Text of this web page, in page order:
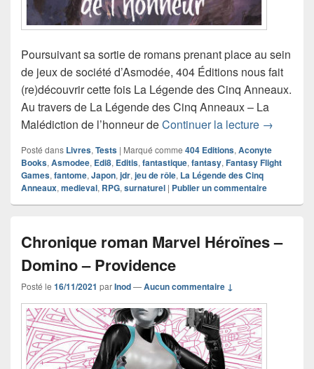
Poursuivant sa sortie de romans prenant place au sein
de jeux de société d’Asmodée, 404 Éditions nous fait
(re)découvrir cette fois La Légende des Cinq Anneaux.
Au travers de La Légende des Cinq Anneaux – La
Malédiction de l’honneur deContinuer la lecture →
Posté dans Livres,Tests | Marqué comme 404 Editions,Aconyte
Books,Asmodee, Edi8, Editis,fantastique,fantasy,Fantasy Flight
Games,fantome,Japon,jdr,jeu de rôle, La Légende des Cinq
Anneaux,medieval, RPG,surnaturel | Publier un commentaire
Chronique roman Marvel Héroïnes –
Domino – Providence
Posté le 16/11/2021 parInod—Aucun commentaire ↓